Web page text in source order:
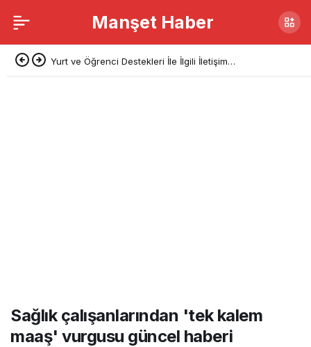
Manşet Haber
Yurt ve Öğrenci Destekleri İle İlgili İletişim
Sağlık çalışanlarından 'tek kalem
maaş' vurgusu güncel haberi